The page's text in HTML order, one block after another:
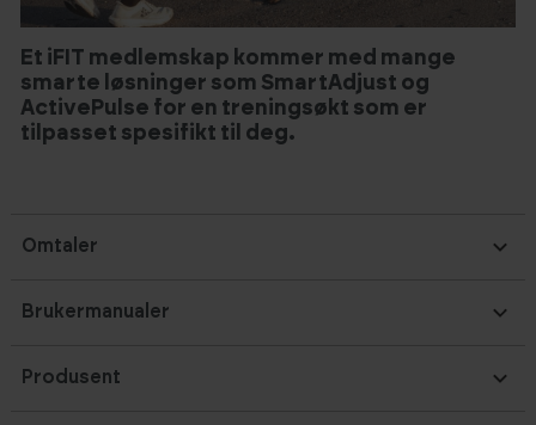
Et iFIT medlemskap kommer med mange
smarte løsninger som SmartAdjust og
ActivePulse for en treningsøkt som er
tilpasset spesifikt til deg.
Omtaler
Brukermanualer
Produsent